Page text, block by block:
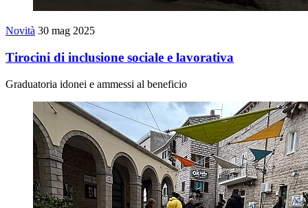
Novità 30 mag 2025
Tirocini di inclusione sociale e lavorativa
Graduatoria idonei e ammessi al beneficio